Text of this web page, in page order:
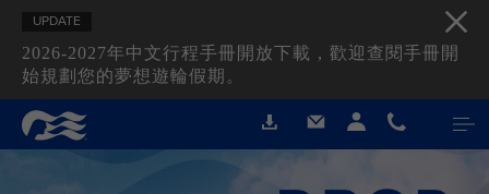
UPDATE
2026-2027年中文行程手冊開放下載，歡迎查閱手冊開
始規劃您的夢想遊輪假期。